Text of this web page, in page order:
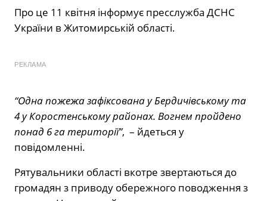
Про це 11 квітня інформує пресслужба ДСНС
України в Житомирській області.
РЕКЛАМА
“Одна пожежа зафіксована у Бердичівському та
4 у Коростенському районах. Вогнем пройдено
понад 6 га території”, – йдеться у
повідомленні.
Рятувальники області вкотре звертаються до
громадян з приводу обережного поводження з